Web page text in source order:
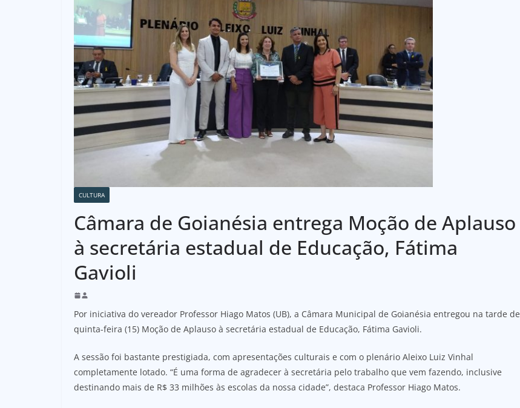
CULTURA
Câmara de Goianésia entrega Moção de Aplauso
à secretária estadual de Educação, Fátima
Gavioli
Por iniciativa do vereador Professor Hiago Matos (UB), a Câmara Municipal de Goianésia entregou na tarde de
quinta-feira (15) Moção de Aplauso à secretária estadual de Educação, Fátima Gavioli.
A sessão foi bastante prestigiada, com apresentações culturais e com o plenário Aleixo Luiz Vinhal
completamente lotado. “É uma forma de agradecer à secretária pelo trabalho que vem fazendo, inclusive
destinando mais de R$ 33 milhões às escolas da nossa cidade”, destaca Professor Hiago Matos.